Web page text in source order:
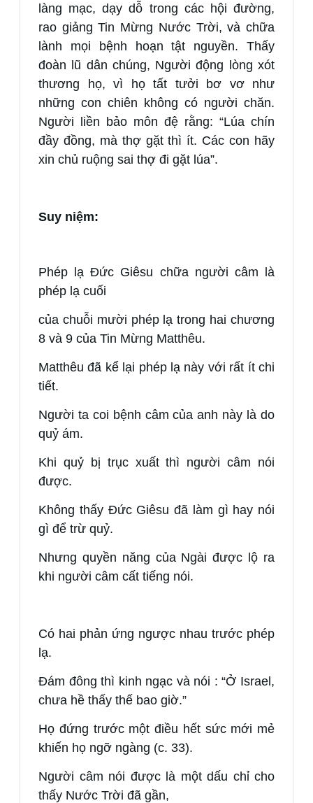
làng mạc, dạy dỗ trong các hội đường,
rao giảng Tin Mừng Nước Trời, và chữa
lành mọi bệnh hoạn tật nguyền. Thấy
đoàn lũ dân chúng, Người động lòng xót
thương họ, vì họ tất tưởi bơ vơ như
những con chiên không có người chăn.
Người liền bảo môn đệ rằng: “Lúa chín
đầy đồng, mà thợ gặt thì ít. Các con hãy
xin chủ ruộng sai thợ đi gặt lúa”.
Suy niệm:
Phép lạ Đức Giêsu chữa người câm là
phép lạ cuối
của chuỗi mười phép lạ trong hai chương
8 và 9 của Tin Mừng Matthêu.
Matthêu đã kể lại phép lạ này với rất ít chi
tiết.
Người ta coi bệnh câm của anh này là do
quỷ ám.
Khi quỷ bị trục xuất thì người câm nói
được.
Không thấy Đức Giêsu đã làm gì hay nói
gì để trừ quỷ.
Nhưng quyền năng của Ngài được lộ ra
khi người câm cất tiếng nói.
Có hai phản ứng ngược nhau trước phép
lạ.
Đám đông thì kinh ngạc và nói : “Ở Israel,
chưa hề thấy thế bao giờ.”
Họ đứng trước một điều hết sức mới mẻ
khiến họ ngỡ ngàng (c. 33).
Người câm nói được là một dấu chỉ cho
thấy Nước Trời đã gần,